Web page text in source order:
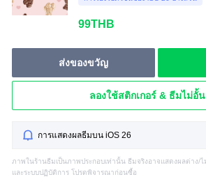
99THB
ส่งของขวัญ
ลองใช้สติกเกอร์ & ธีมไม่อั้
การแสดงผลธีมบน iOS 26
ภาพในร้านธีมเป็นภาพประกอบเท่านั้น ธีมจริงอาจแสดงผลต่าง/
และระบบปฏิบัติการ โปรดพิจารณาก่อนซื้อ